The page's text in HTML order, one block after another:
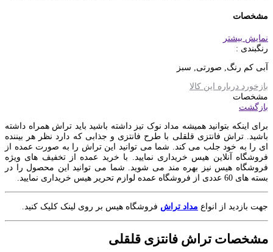
مشخصات
نمایش بیشتر
رنگبندی :
آبی کم رنگ, صورتی, سبز
بازخورد درباره این کالا
مشخصات
بازگشت
برای اینکه بتوانید همیشه مداد نوک تیز داشته باشید باید تراش همراه داشته
باشید. تراش فانتزی قلقلی با طرح فانتزی و جذابی که دارد نظر هر بیننده
ای را به خود جلب می کند. شما می توانید این تراش را به صورت عمده از
فروشگاه آنلاین هیس خریداری نمایید. با خرید عمده از تخفیف های ویژه
فروشگاه هیس نیز بهره مند می شوید. شما می توانید این محصول را در
بسته های 60 عددی از فروشگاه عمده لوازم تحریر هیس خریداری نمایید.
جهت بازدید از انواع مداد تراش فروشگاه هیس بر روی لینک کلیک کنید.
مشخصات تراش فانتزی قلقلی